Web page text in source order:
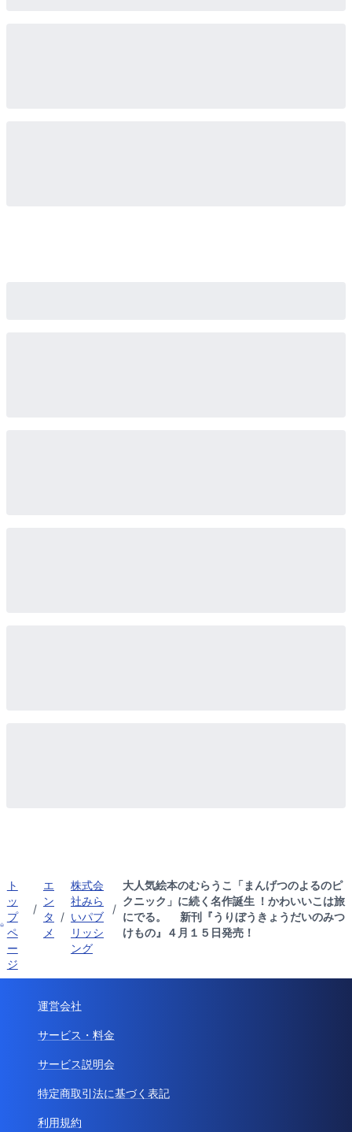
ト
ッ
プ
ペ
ー
ジ
/
エ
ン
タ
メ
/
株式会
社みら
いパブ
リッシ
ング
/
大人気絵本のむらうこ「まんげつのよるのピ
クニック」に続く名作誕生 ！かわいいこは旅
にでる。 新刊『うりぼうきょうだいのみつ
けもの』４月１５日発売！
運営会社
サービス・料金
サービス説明会
特定商取引法に基づく表記
利用規約